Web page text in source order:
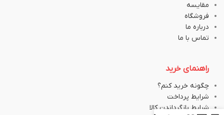
مقایسه
فروشگاه
درباره ما
تماس با ما
راهنمای خرید
چگونه خرید کنم؟
شرایط پرداخت
شرایط بازگرداندن کالا